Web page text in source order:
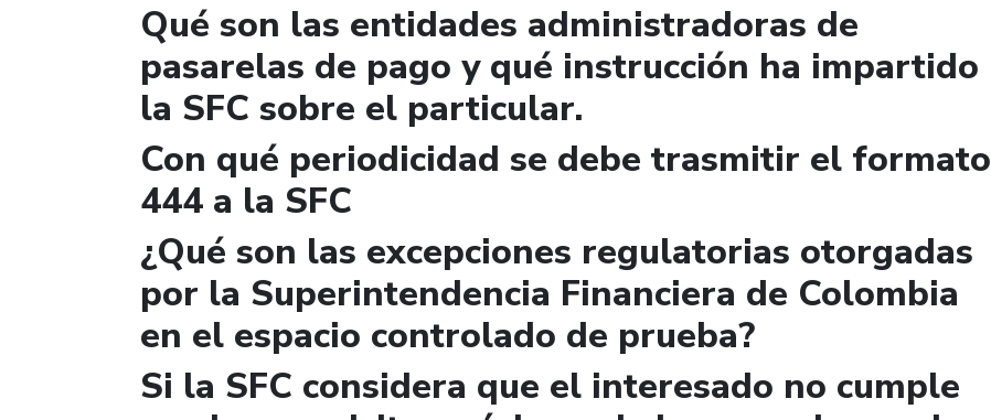
Qué son las entidades administradoras de
pasarelas de pago y qué instrucción ha impartido
la SFC sobre el particular.
Con qué periodicidad se debe trasmitir el formato
444 a la SFC
¿Qué son las excepciones regulatorias otorgadas
por la Superintendencia Financiera de Colombia
en el espacio controlado de prueba?
Si la SFC considera que el interesado no cumple